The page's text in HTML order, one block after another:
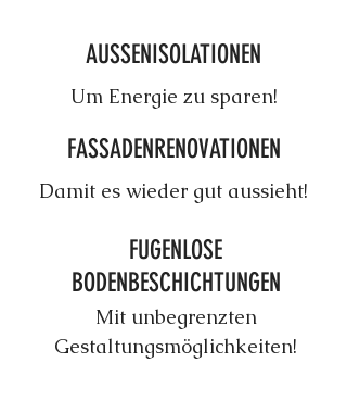
FUGENLOSE
BODENBESCHICHTUNGEN
Mit unbegrenzten
Gestaltungsmöglichkeiten!
FASSADENRENOVATIONEN
Damit es wieder gut aussieht!
AUSSENISOLATIONEN
Um Energie zu sparen!